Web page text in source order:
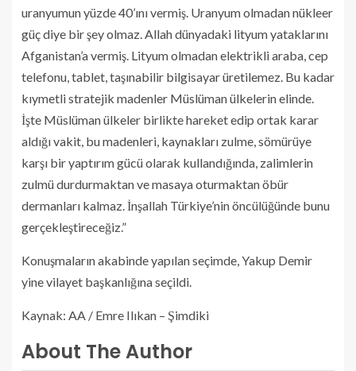
uranyumun yüzde 40’ını vermiş. Uranyum olmadan nükleer
güç diye bir şey olmaz. Allah dünyadaki lityum yataklarını
Afganistan’a vermiş. Lityum olmadan elektrikli araba, cep
telefonu, tablet, taşınabilir bilgisayar üretilemez. Bu kadar
kıymetli stratejik madenler Müslüman ülkelerin elinde.
İşte Müslüman ülkeler birlikte hareket edip ortak karar
aldığı vakit, bu madenleri, kaynakları zulme, sömürüye
karşı bir yaptırım gücü olarak kullandığında, zalimlerin
zulmü durdurmaktan ve masaya oturmaktan öbür
dermanları kalmaz. İnşallah Türkiye’nin öncülüğünde bunu
gerçekleştireceğiz.”
Konuşmaların akabinde yapılan seçimde, Yakup Demir
yine vilayet başkanlığına seçildi.
Kaynak: AA / Emre Ilıkan – Şimdiki
About The Author